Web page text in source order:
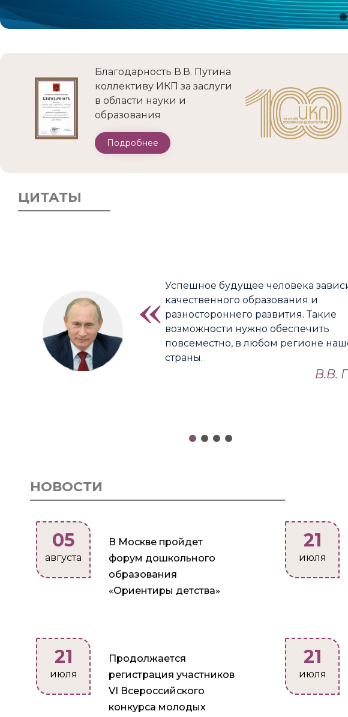
Благодарность В.В. Путина
коллективу ИКП за заслуги
в области науки и
образования
Подробнее
ЦИТАТЫ
Успешное будущее человека
качественного образования и
разностороннего развития. Такие
возможности нужно обеспечить
повсеместно, в любом регионе
страны.
В.В.
НОВОСТИ
05
августа
В Москве пройдет
форум дошкольного
образования
«Ориентиры детства»
21
июля
21
июля
Продолжается
регистрация участников
VI Всероссийского
конкурса молодых
21
июля